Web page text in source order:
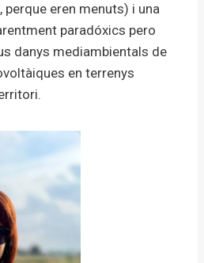
eren menuts) i una
paradóxics pero
danys mediambientals de
en terrenys